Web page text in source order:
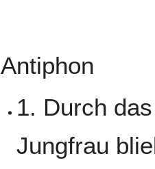
Antiphon
1. Durch
Jungfrau